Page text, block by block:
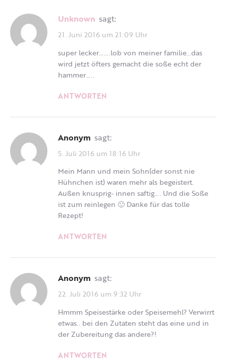
Unknown sagt:
21. Juni 2016 um 21:09 Uhr
super lecker…….lob von meiner familie…das
wird jetzt öfters gemacht die soße echt der
hammer…..
ANTWORTEN
Anonym sagt:
5. Juli 2016 um 18:16 Uhr
Mein Mann und mein Sohn(der sonst nie
Hühnchen ist) waren mehr als begeistert.
Außen knusprig- innen saftig…. Und die Soße
ist zum reinlegen 🙂 Danke für das tolle
Rezept!
ANTWORTEN
Anonym sagt:
22. Juli 2016 um 9:32 Uhr
Hmmm Speisestärke oder Speisemehl? Verwirrt
etwas.. bei den Zutaten steht das eine und in
der Zubereitung das andere?!
ANTWORTEN